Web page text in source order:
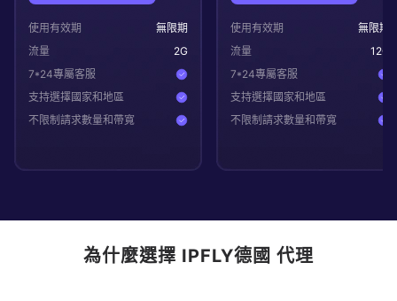
使用有效期
無限期
流量
2G
7*24專屬客服
支持選擇國家和地區
不限制請求數量和帶寬
使用有效期
無限期
流量
12G
7*24專屬客服
支持選擇國家和地區
不限制請求數量和帶寬
為什麼選擇 IPFLY德國 代理